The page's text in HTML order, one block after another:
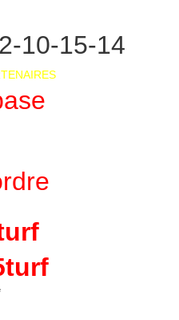
10-15-14